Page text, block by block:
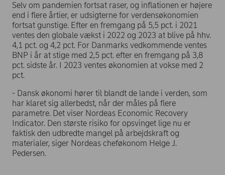
Selv om pandemien fortsat raser, og inflationen er højere
end i flere årtier, er udsigterne for verdensøkonomien
fortsat gunstige. Efter en fremgang på 5,5 pct. i 2021
ventes den globale vækst i 2022 og 2023 at blive på hhv.
4,1 pct. og 4,2 pct. For Danmarks vedkommende ventes
BNP i år at stige med 2,5 pct. efter en fremgang på 3,8
pct. sidste år. I 2023 ventes økonomien at vokse med 2
pct.
- Dansk økonomi hører til blandt de lande i verden, som
har klaret sig allerbedst, når der måles på flere
parametre. Det viser Nordeas Economic Recovery
Indicator. Den største risiko for opsvinget lige nu er
faktisk den udbredte mangel på arbejdskraft og
materialer, siger Nordeas cheføkonom Helge J.
Pedersen.